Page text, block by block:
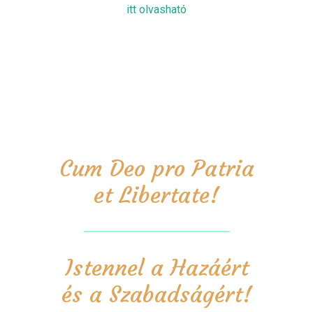
itt olvasható
Cum Deo pro Patria
et Libertate!
Istennel a Hazáért
és a Szabadságért!